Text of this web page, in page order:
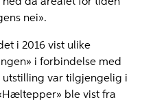
ned da arealet for tiden
nei».
i 2016 vist ulike
i forbindelse med
var tilgjengelig i
ble vist fra